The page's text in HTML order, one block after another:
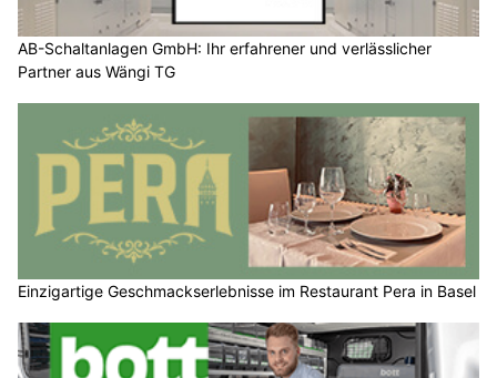
AB-Schaltanlagen GmbH: Ihr erfahrener und verlässlicher
Partner aus Wängi TG
Einzigartige Geschmackserlebnisse im Restaurant Pera in Basel